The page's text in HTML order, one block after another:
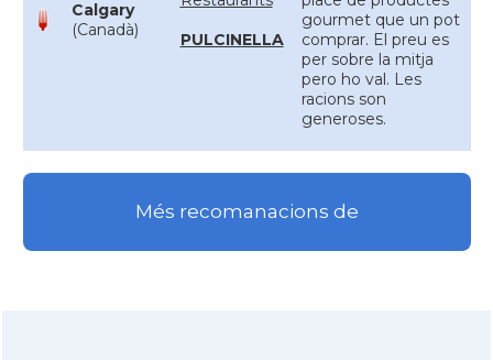
Calgary
(Canadà)
PULCINELLA
gourmet que un pot
comprar. El preu es
per sobre la mitja
pero ho val. Les
racions son
generoses.
Més recomanacions de